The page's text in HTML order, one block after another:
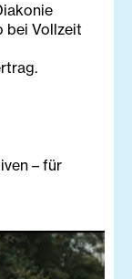
bei Vollzeit
– für